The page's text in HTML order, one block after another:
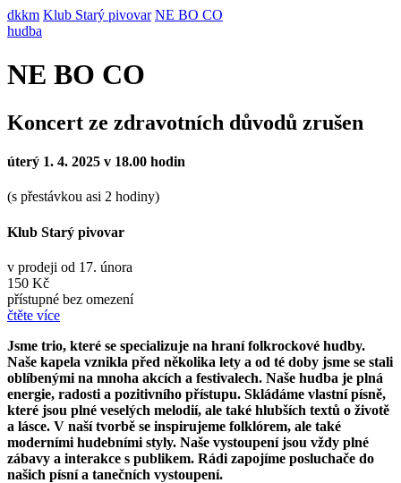
dkkm Klub Starý pivovar NE BO CO
hudba
NE BO CO
Koncert ze zdravotních důvodů zrušen
úterý 1. 4. 2025 v 18.00 hodin
(s přestávkou asi 2 hodiny)
Klub Starý pivovar
v prodeji od 17. února
150 Kč
přístupné bez omezení
čtěte více
Jsme trio, které se specializuje na hraní folkrockové hudby.
Naše kapela vznikla před několika lety a od té doby jsme se stali
oblíbenými na mnoha akcích a festivalech. Naše hudba je plná
energie, radosti a pozitivního přístupu. Skládáme vlastní písně,
které jsou plné veselých melodií, ale také hlubších textů o životě
a lásce. V naší tvorbě se inspirujeme folklórem, ale také
moderními hudebními styly. Naše vystoupení jsou vždy plné
zábavy a interakce s publikem. Rádi zapojíme posluchače do
našich písní a tanečních vystoupení.